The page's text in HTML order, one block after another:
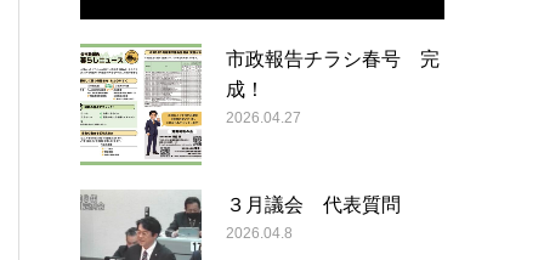
市政報告チラシ春号 完
成！
2026.04.27
３月議会 代表質問
2026.04.8